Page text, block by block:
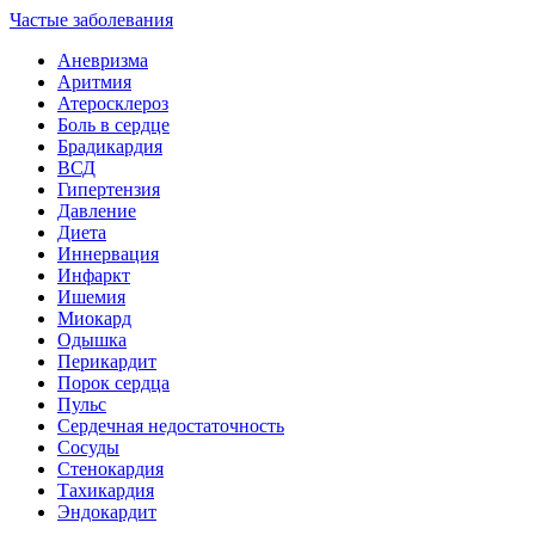
Частые заболевания
Аневризма
Аритмия
Атеросклероз
Боль в сердце
Брадикардия
ВСД
Гипертензия
Давление
Диета
Иннервация
Инфаркт
Ишемия
Миокард
Одышка
Перикардит
Порок сердца
Пульс
Сердечная недостаточность
Сосуды
Стенокардия
Тахикардия
Эндокардит